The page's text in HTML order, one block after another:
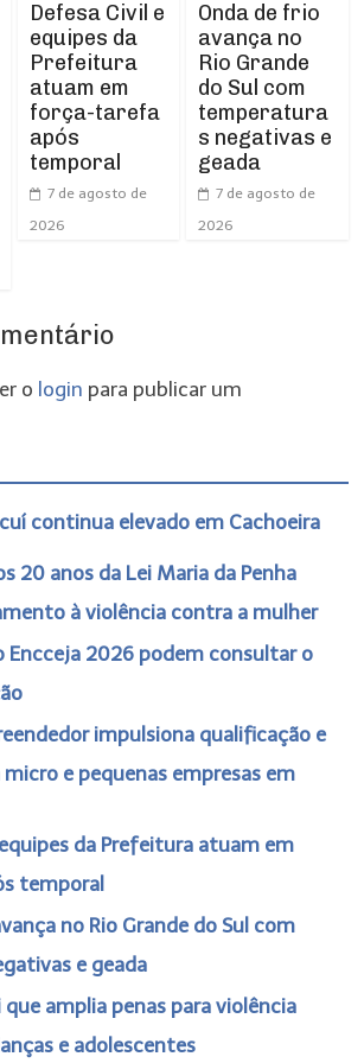
Defesa Civil e
equipes da
Prefeitura
atuam em
força-tarefa
após
temporal
7 de agosto de
2026
Onda de frio
avança no
Rio Grande
do Sul com
temperatura
s negativas e
geada
7 de agosto de
2026
o login para publicar um
continua elevado em Cachoeira
20 anos da Lei Maria da Penha
à violência contra a mulher
Encceja 2026 podem consultar o
impulsiona qualificação e
e pequenas empresas em
da Prefeitura atuam em
temporal
no Rio Grande do Sul com
e geada
que amplia penas para violência
e adolescentes